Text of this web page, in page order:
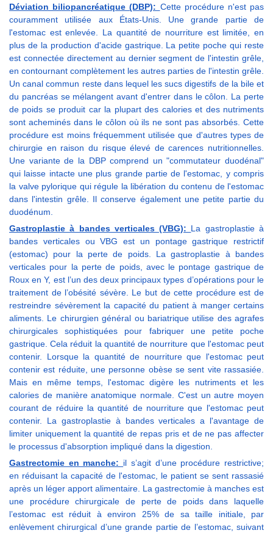
Déviation biliopancréatique (DBP): Cette procédure n'est pas
couramment utilisée aux États-Unis. Une grande partie de
l'estomac est enlevée. La quantité de nourriture est limitée, en
plus de la production d'acide gastrique. La petite poche qui reste
est connectée directement au dernier segment de l'intestin grêle,
en contournant complètement les autres parties de l'intestin grêle.
Un canal commun reste dans lequel les sucs digestifs de la bile et
du pancréas se mélangent avant d'entrer dans le côlon. La perte
de poids se produit car la plupart des calories et des nutriments
sont acheminés dans le côlon où ils ne sont pas absorbés. Cette
procédure est moins fréquemment utilisée que d'autres types de
chirurgie en raison du risque élevé de carences nutritionnelles.
Une variante de la DBP comprend un "commutateur duodénal"
qui laisse intacte une plus grande partie de l'estomac, y compris
la valve pylorique qui régule la libération du contenu de l'estomac
dans l'intestin grêle. Il conserve également une petite partie du
duodénum.
Gastroplastie à bandes verticales (VBG): La gastroplastie à
bandes verticales ou VBG est un pontage gastrique restrictif
(estomac) pour la perte de poids. La gastroplastie à bandes
verticales pour la perte de poids, avec le pontage gastrique de
Roux en Y, est l’un des deux principaux types d’opérations pour le
traitement de l’obésité sévère. Le but de cette procédure est de
restreindre sévèrement la capacité du patient à manger certains
aliments. Le chirurgien général ou bariatrique utilise des agrafes
chirurgicales sophistiquées pour fabriquer une petite poche
gastrique. Cela réduit la quantité de nourriture que l'estomac peut
contenir. Lorsque la quantité de nourriture que l'estomac peut
contenir est réduite, une personne obèse se sent vite rassasiée.
Mais en même temps, l'estomac digère les nutriments et les
calories de manière anatomique normale. C'est un autre moyen
courant de réduire la quantité de nourriture que l'estomac peut
contenir. La gastroplastie à bandes verticales a l'avantage de
limiter uniquement la quantité de repas pris et de ne pas affecter
le processus d'absorption impliqué dans la digestion.
Gastrectomie en manche: il s’agit d’une procédure restrictive;
en réduisant la capacité de l'estomac, le patient se sent rassasié
après un léger apport alimentaire. La gastrectomie à manches est
une procédure chirurgicale de perte de poids dans laquelle
l’estomac est réduit à environ 25% de sa taille initiale, par
enlèvement chirurgical d’une grande partie de l’estomac, suivant